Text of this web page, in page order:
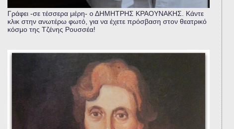
Γράφει -σε τέσσερα μέρη- ο ΔΗΜΗΤΡΗΣ ΚΡΑΟΥΝΑΚΗΣ. Κάντε
κλικ στην ανωτέρω φωτό, για να έχετε πρόσβαση στον θεατρικό
κόσμο της Τζένης Ρουσσέα!